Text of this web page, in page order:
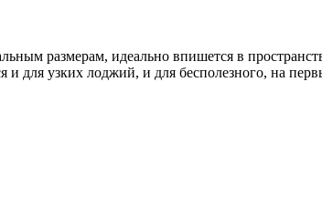
размерам, идеально впишется в
узких лоджий, и для бесполезного, на